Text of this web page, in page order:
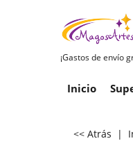
¡Gastos de envío
Inicio
<< Atrás |